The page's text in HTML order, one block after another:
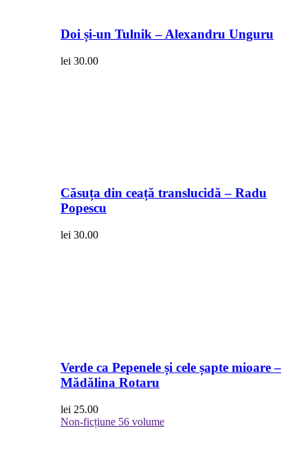
Doi și-un Tulnik – Alexandru Unguru
lei 30.00
Căsuța din ceață translucidă – Radu
Popescu
lei 30.00
Verde ca Pepenele și cele șapte mioare –
Mădălina Rotaru
lei 25.00
Non-ficțiune 56 volume